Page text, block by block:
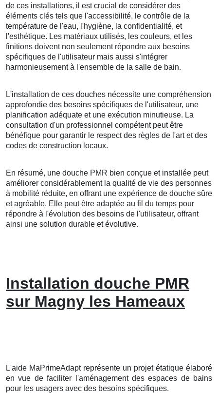
de ces installations, il est crucial de considérer des
éléments clés tels que l'accessibilité, le contrôle de la
température de l'eau, l'hygiène, la confidentialité, et
l'esthétique. Les matériaux utilisés, les couleurs, et les
finitions doivent non seulement répondre aux besoins
spécifiques de l'utilisateur mais aussi s'intégrer
harmonieusement à l'ensemble de la salle de bain.
L'installation de ces douches nécessite une compréhension
approfondie des besoins spécifiques de l'utilisateur, une
planification adéquate et une exécution minutieuse. La
consultation d'un professionnel compétent peut être
bénéfique pour garantir le respect des règles de l'art et des
codes de construction locaux.
En résumé, une douche PMR bien conçue et installée peut
améliorer considérablement la qualité de vie des personnes
à mobilité réduite, en offrant une expérience de douche sûre
et agréable. Elle peut être adaptée au fil du temps pour
répondre à l'évolution des besoins de l'utilisateur, offrant
ainsi une solution durable et évolutive.
Installation douche PMR
sur Magny les Hameaux
L'aide MaPrimeAdapt représente un projet étatique élaboré
en vue de faciliter l'aménagement des espaces de bains
pour les usagers avec des besoins spécifiques.